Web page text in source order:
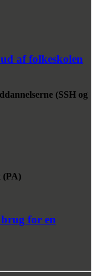
af folkeskolen
(SSH og
(PA)
for en